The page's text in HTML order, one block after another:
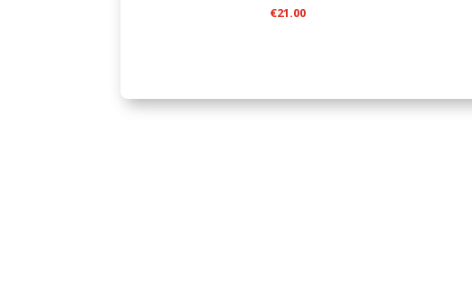
€21.00